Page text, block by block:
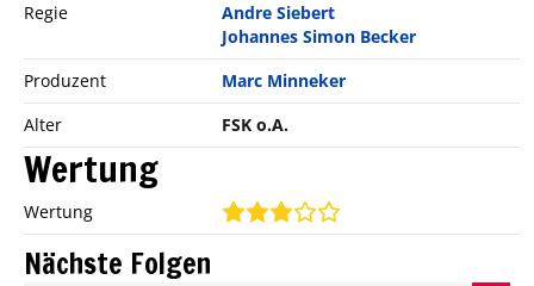
Regie
Andre Siebert
Johannes Simon Becker
Produzent
Marc Minneker
Alter
FSK o.A.
Wertung
Wertung
Nächste Folgen